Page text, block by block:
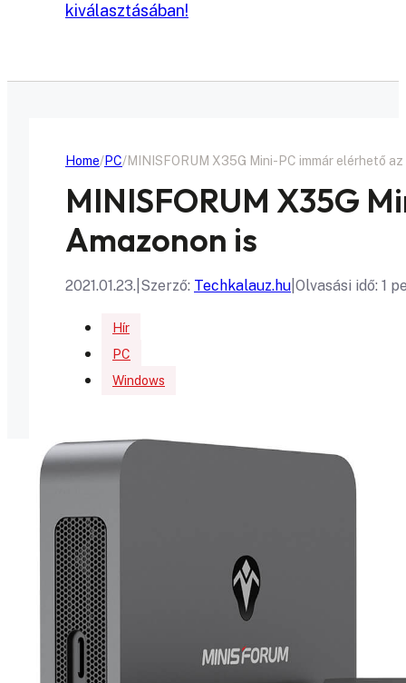
kiválasztásában!
Home PC MINISFORUM X35G Mini-PC immár elérhető
MINISFORUM X35G
Amazonon is
2021.01.23. Szerző: Techkalauz.hu Olvasási idő: 1
Hír
PC
Windows